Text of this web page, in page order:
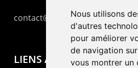
Nous utilisons
d'autres
pour améliorer
de navigation
vous montrer un
contact@lepommier.ch
LIENS AMIS